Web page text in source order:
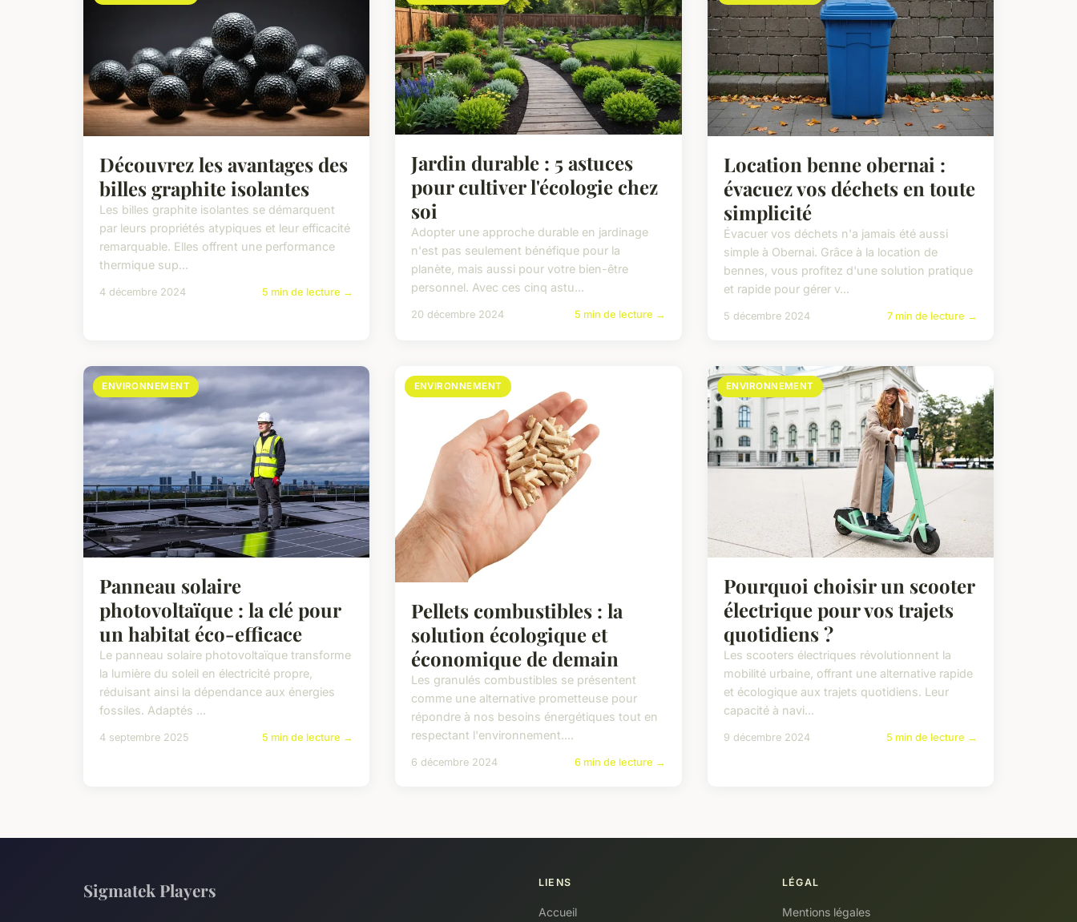
Découvrez les avantages des
billes graphite isolantes
Les billes graphite isolantes se démarquent
par leurs propriétés atypiques et leur efficacité
remarquable. Elles offrent une performance
thermique sup...
4 décembre 2024 5 min de lecture →
Jardin durable : 5 astuces
pour cultiver l'écologie chez
soi
Adopter une approche durable en jardinage
n'est pas seulement bénéfique pour la
planète, mais aussi pour votre bien-être
personnel. Avec ces cinq astu...
20 décembre 2024 5 min de lecture →
Location benne obernai :
évacuez vos déchets en toute
simplicité
Évacuer vos déchets n'a jamais été aussi
simple à Obernai. Grâce à la location de
bennes, vous profitez d'une solution pratique
et rapide pour gérer v...
5 décembre 2024 7 min de lecture →
ENVIRONNEMENT
Panneau solaire
photovoltaïque : la clé pour
un habitat éco-efficace
Le panneau solaire photovoltaïque transforme
la lumière du soleil en électricité propre,
réduisant ainsi la dépendance aux énergies
fossiles. Adaptés ...
4 septembre 2025 5 min de lecture →
ENVIRONNEMENT
Pellets combustibles : la
solution écologique et
économique de demain
Les granulés combustibles se présentent
comme une alternative prometteuse pour
répondre à nos besoins énergétiques tout en
respectant l'environnement....
6 décembre 2024 6 min de lecture →
ENVIRONNEMENT
Pourquoi choisir un scooter
électrique pour vos trajets
quotidiens ?
Les scooters électriques révolutionnent la
mobilité urbaine, offrant une alternative rapide
et écologique aux trajets quotidiens. Leur
capacité à navi...
9 décembre 2024 5 min de lecture →
Sigmatek Players LIENS
Accueil
LÉGAL
Mentions légales